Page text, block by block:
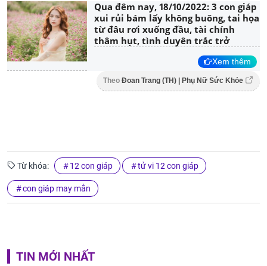
Qua đêm nay, 18/10/2022: 3 con giáp
xui rủi bám lấy không buông, tai họa
từ đâu rơi xuống đầu, tài chính
thâm hụt, tình duyên trắc trở
Xem thêm
Theo Đoan Trang (TH) | Phụ Nữ Sức Khỏe
Từ khóa: 12 con giáp tử vi 12 con giáp
con giáp may mắn
TIN MỚI NHẤT